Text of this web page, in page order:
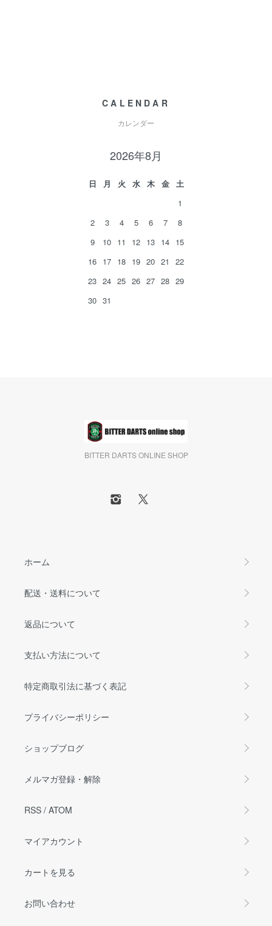
CALENDAR
カレンダー
2026年8月
日 月 火 水 木 金
土
1
2
3 4 5 6 7
8
9
10 11 12 13 14 15
16 17 18 19 20 21
22
23 24 25 26 27 28 29
30 31
BITTER DARTS ONLINE SHOP
ホーム
配送・送料について
返品について
支払い方法について
特定商取引法に基づく表記
プライバシーポリシー
ショップブログ
メルマガ登録・解除
RSS / ATOM
マイアカウント
カートを見る
お問い合わせ